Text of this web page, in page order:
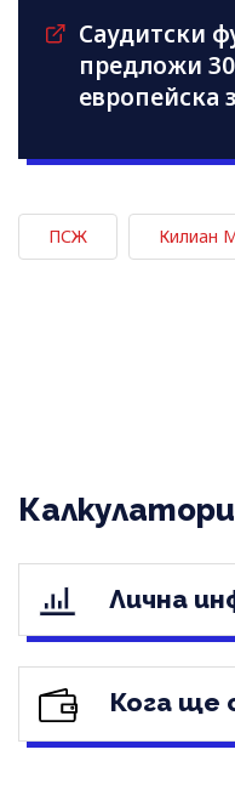
Саудитски
предложи
европейска
ПСЖ Килиан
Калкулатори
Лична
Кога ще